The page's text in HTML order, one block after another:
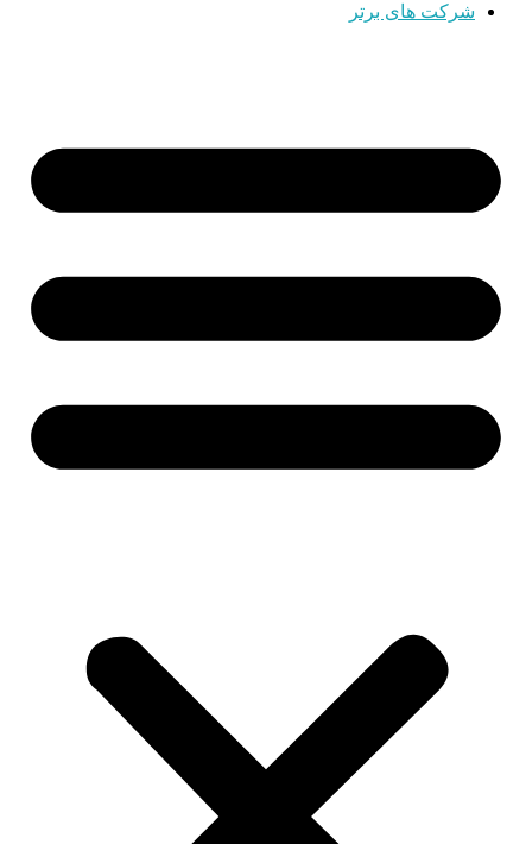
شرکت های برتر